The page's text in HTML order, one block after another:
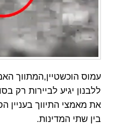
עמוס הוכשטיין,המתווך
ללבנון יגיע לביירות רק
את מאמצי התיווך בעניין
בין שתי המדינות.